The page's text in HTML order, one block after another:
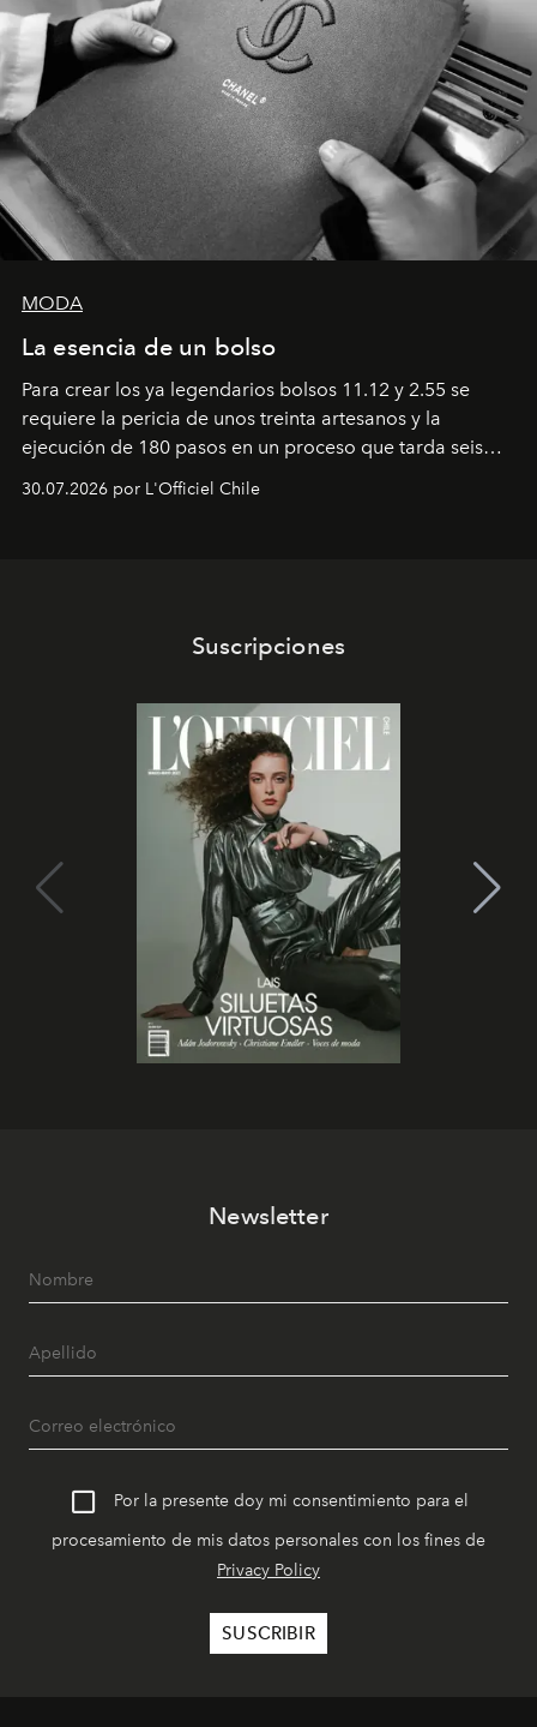
MODA
La esencia de un bolso
Para crear los ya legendarios bolsos 11.12 y 2.55 se
requiere la pericia de unos treinta artesanos y la
ejecución de 180 pasos en un proceso que tarda seis
semanas. Los expertos ponen en práctica una técnica
que se enseña solamente en la escuela de formación de
30.07.2026 por L'Officiel Chile
Suscripciones
Newsletter
Por la presente doy mi consentimiento para el
procesamiento de mis datos personales con los fines de
Privacy Policy